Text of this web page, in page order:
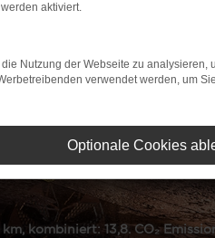
km, kombiniert: 6,3. CO₂
aktiviert.
Nutzung der Webseite zu
verwendet werden, um
Optionale Cookies